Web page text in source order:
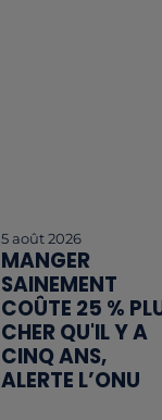
5 août 2026
MANGER
SAINEMENT
COÛTE 25 %
CHER QU'IL Y A
CINQ ANS,
ALERTE L’ONU